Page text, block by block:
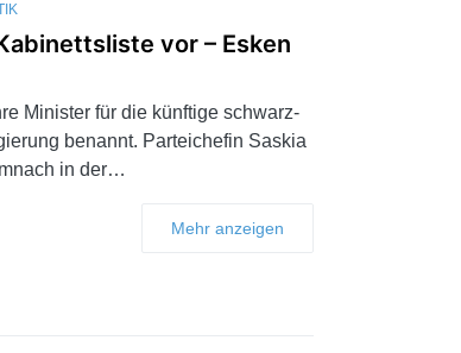
vor – Esken
Minister für die künftige schwarz-
benannt. Parteichefin Saskia
in der…
Mehr anzeigen